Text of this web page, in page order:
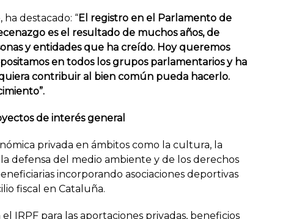
destacado: “El registro en el Parlamento de
es el resultado de muchos años, de
y entidades que ha creído. Hoy queremos
en todos los grupos parlamentarios y ha
contribuir al bien común pueda hacerlo.
de interés general
privada en ámbitos como la cultura, la
defensa del medio ambiente y de los derechos
incorporando asociaciones deportivas
fiscal en Cataluña.
IRPF para las aportaciones privadas, beneficios